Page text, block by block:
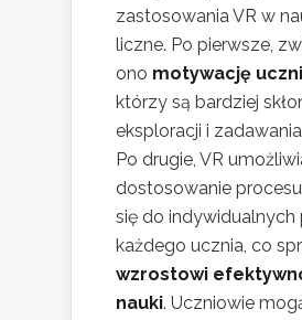
zastosowania VR w
liczne. Po pierwsze,
ono motywację
którzy są bardziej
eksploracji i
Po drugie, VR
dostosowanie
się do indywidualnych
każdego ucznia, co
wzrostowi
nauki. Uczniowie